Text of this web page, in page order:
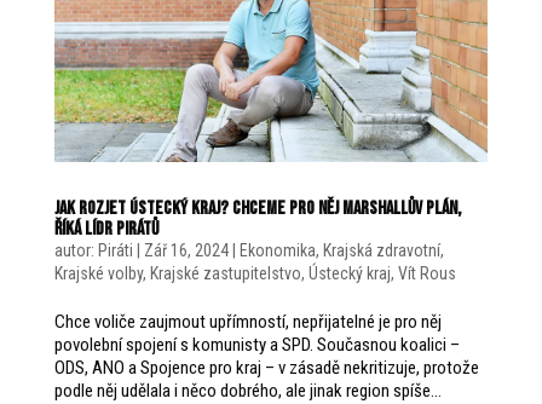
Jak rozjet Ústecký kraj? Chceme pro něj Marshallův plán,
říká lídr Pirátů
autor: Piráti Zář 16, 2024| Ekonomika, Krajská zdravotní,
Krajské volby, Krajské zastupitelstvo, Ústecký kraj, Vít Rous
Chce voliče zaujmout upřímností, nepřijatelné je pro něj
povolební spojení s komunisty a SPD. Současnou koalici –
ODS, ANO a Spojence pro kraj – v zásadě nekritizuje, protože
podle něj udělala i něco dobrého, ale jinak region spíše...